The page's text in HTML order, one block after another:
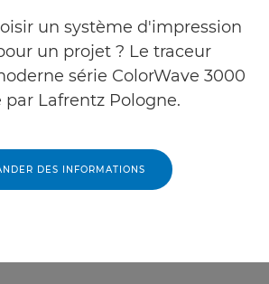
un système d'impression
un projet ? Le traceur
série ColorWave 3000
par Lafrentz Pologne.
DES INFORMATIONS